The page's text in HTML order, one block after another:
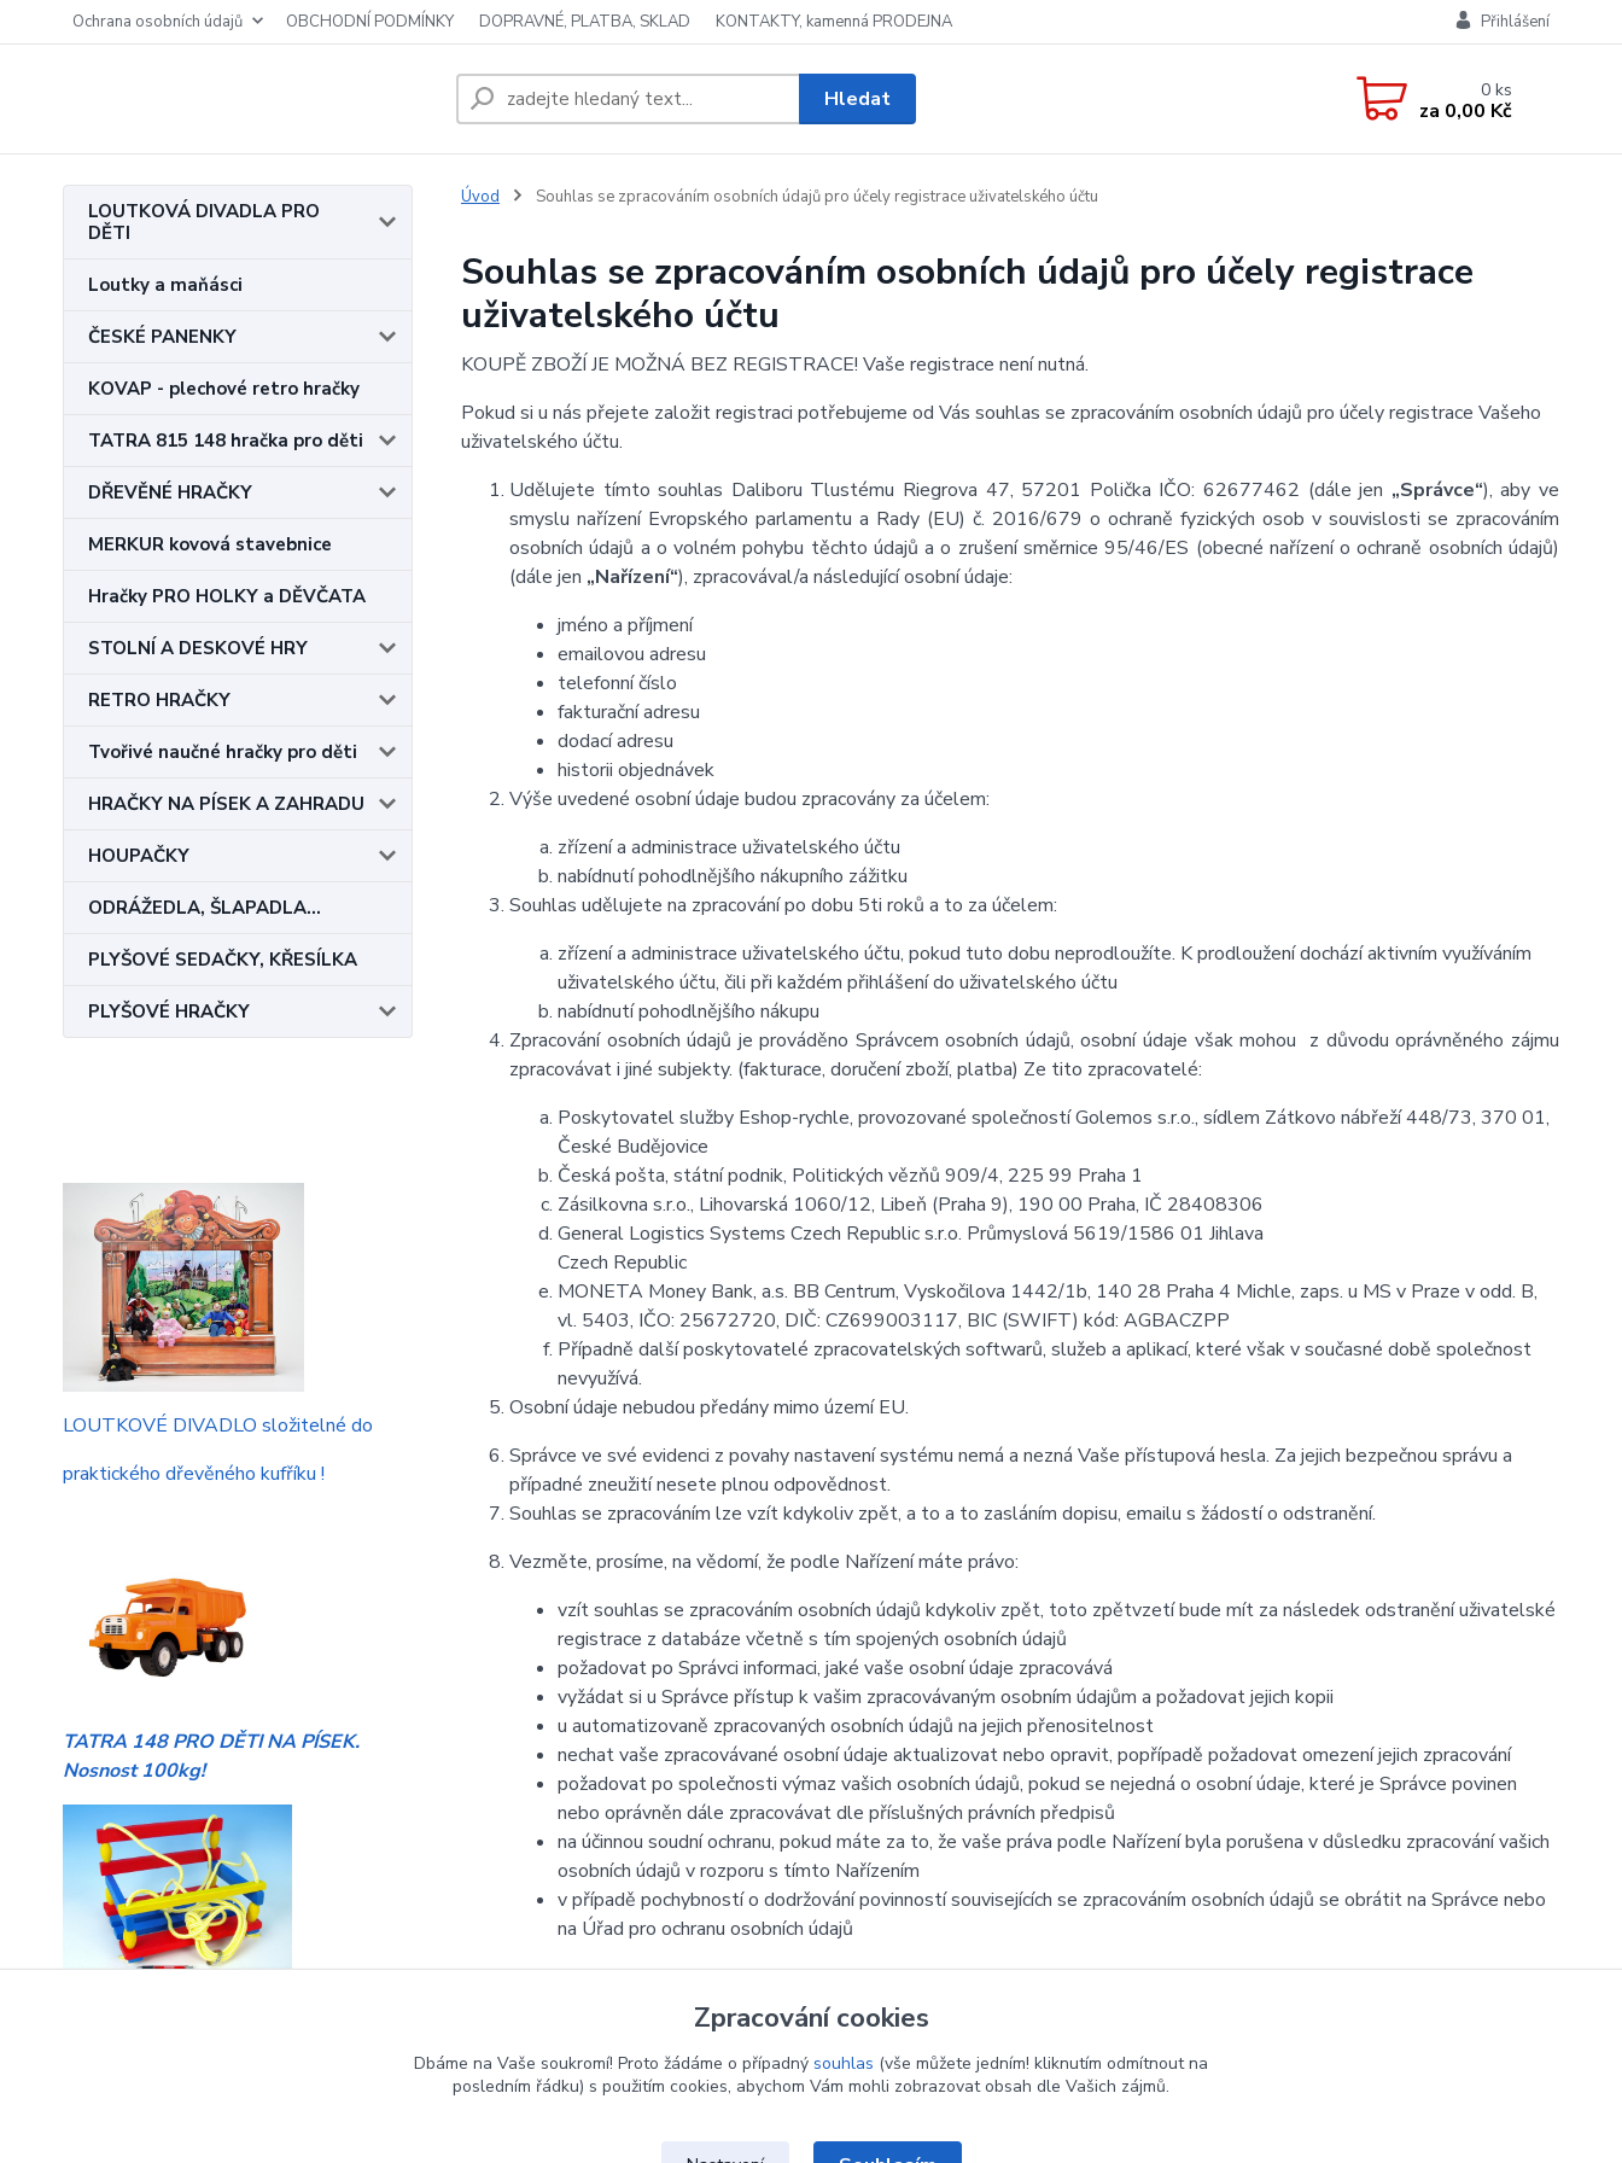
Ochrana osobních údajů OBCHODNÍ PODMÍNKY DOPRAVNÉ, PLATBA, SKLAD KONTAKTY, kamenná PRODEJNA Přihlášení
Hledat 0ks
za 0,00 Kč
LOUTKOVÁ DIVADLA PRO
DĚTI
Loutky a maňásci
ČESKÉ PANENKY
KOVAP - plechové retro hračky
TATRA 815 148 hračka pro děti
DŘEVĚNÉ HRAČKY
MERKUR kovová stavebnice
Hračky PRO HOLKY a DĚVČATA
STOLNÍ A DESKOVÉ HRY
RETRO HRAČKY
Tvořivé naučné hračky pro děti
HRAČKY NA PÍSEK A ZAHRADU
HOUPAČKY
ODRÁŽEDLA, ŠLAPADLA...
PLYŠOVÉ SEDAČKY, KŘESÍLKA
PLYŠOVÉ HRAČKY
LOUTKOVÉ DIVADLO složitelné do
praktického dřevěného kufříku !
TATRA 148 PRO DĚTI NA PÍSEK.
Nosnost 100kg!
Úvod Souhlas se zpracováním osobních údajů pro účely registrace uživatelského účtu
Souhlas se zpracováním osobních údajů pro účely registrace
uživatelského účtu
KOUPĚ ZBOŽÍ JE MOŽNÁ BEZ REGISTRACE! Vaše registrace není nutná.
Pokud si u nás přejete založit registraci potřebujeme od Vás souhlas se zpracováním osobních údajů pro účely registrace Vašeho
uživatelského účtu.
Udělujete tímto souhlas Daliboru Tlustému Riegrova 47, 57201 Polička IČO: 62677462 (dále jen „Správce“), aby ve
smyslu nařízení Evropského parlamentu a Rady (EU) č. 2016/679 o ochraně fyzických osob v souvislosti se zpracováním
osobních údajů a o volném pohybu těchto údajů a o zrušení směrnice 95/46/ES (obecné nařízení o ochraně osobních údajů)
(dále jen „Nařízení“), zpracovával/a následující osobní údaje:
jméno a příjmení
emailovou adresu
telefonní číslo
fakturační adresu
dodací adresu
historii objednávek
Výše uvedené osobní údaje budou zpracovány za účelem:
zřízení a administrace uživatelského účtu
nabídnutí pohodlnějšího nákupního zážitku
Souhlas udělujete na zpracování po dobu 5ti roků a to za účelem:
zřízení a administrace uživatelského účtu, pokud tuto dobu neprodloužíte. K prodloužení dochází aktivním využíváním
uživatelského účtu, čili při každém přihlášení do uživatelského účtu
nabídnutí pohodlnějšího nákupu
Zpracování osobních údajů je prováděno Správcem osobních údajů, osobní údaje však mohou z důvodu oprávněného zájmu
zpracovávat i jiné subjekty. (fakturace, doručení zboží, platba) Ze tito zpracovatelé:
Poskytovatel služby Eshop-rychle, provozované společností Golemos s.r.o., sídlem Zátkovo nábřeží 448/73, 370 01,
České Budějovice
Česká pošta, státní podnik, Politických vězňů 909/4, 225 99 Praha 1
Zásilkovna s.r.o., Lihovarská 1060/12, Libeň (Praha 9), 190 00 Praha, IČ 28408306
General Logistics Systems Czech Republic s.r.o. Průmyslová 5619/1586 01 Jihlava
Czech Republic
MONETA Money Bank, a.s. BB Centrum, Vyskočilova 1442/1b, 140 28 Praha 4 Michle, zaps. u MS v Praze v odd. B,
vl. 5403, IČO: 25672720, DIČ: CZ699003117, BIC (SWIFT) kód: AGBACZPP
Případně další poskytovatelé zpracovatelských softwarů, služeb a aplikací, které však v současné době společnost
nevyužívá.
Osobní údaje nebudou předány mimo území EU.
Správce ve své evidenci z povahy nastavení systému nemá a nezná Vaše přístupová hesla. Za jejich bezpečnou správu a
případné zneužití nesete plnou odpovědnost.
Souhlas se zpracováním lze vzít kdykoliv zpět, a to a to zasláním dopisu, emailu s žádostí o odstranění.
Vezměte, prosíme, na vědomí, že podle Nařízení máte právo:
vzít souhlas se zpracováním osobních údajů kdykoliv zpět, toto zpětvzetí bude mít za následek odstranění uživatelské
registrace z databáze včetně s tím spojených osobních údajů
požadovat po Správci informaci, jaké vaše osobní údaje zpracovává
vyžádat si u Správce přístup k vašim zpracovávaným osobním údajům a požadovat jejich kopii
u automatizovaně zpracovaných osobních údajů na jejich přenositelnost
nechat vaše zpracovávané osobní údaje aktualizovat nebo opravit, popřípadě požadovat omezení jejich zpracování
požadovat po společnosti výmaz vašich osobních údajů, pokud se nejedná o osobní údaje, které je Správce povinen
nebo oprávněn dále zpracovávat dle příslušných právních předpisů
na účinnou soudní ochranu, pokud máte za to, že vaše práva podle Nařízení byla porušena v důsledku zpracování vašich
osobních údajů v rozporu s tímto Nařízením
v případě pochybností o dodržování povinností souvisejících se zpracováním osobních údajů se obrátit na Správce nebo
na Úřad pro ochranu osobních údajů
Upravit sběr cookies.
Zpracování cookies
Dbáme na Vaše soukromí! Proto žádáme o případný souhlas (vše můžete jedním! kliknutím odmítnout na
posledním řádku) s použitím cookies, abychom Vám mohli zobrazovat obsah dle Vašich zájmů.